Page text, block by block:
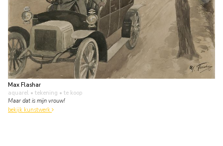
Max Flashar
aquarel • tekening • te koop
Maar dat is mijn vrouw!
bekijk kunstwerk